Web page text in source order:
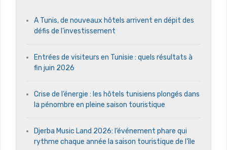
A Tunis, de nouveaux hôtels arrivent en dépit des
défis de l’investissement
Entrées de visiteurs en Tunisie : quels résultats à
fin juin 2026
Crise de l’énergie : les hôtels tunisiens plongés dans
la pénombre en pleine saison touristique
Djerba Music Land 2026: l’événement phare qui
rythme chaque année la saison touristique de l’île